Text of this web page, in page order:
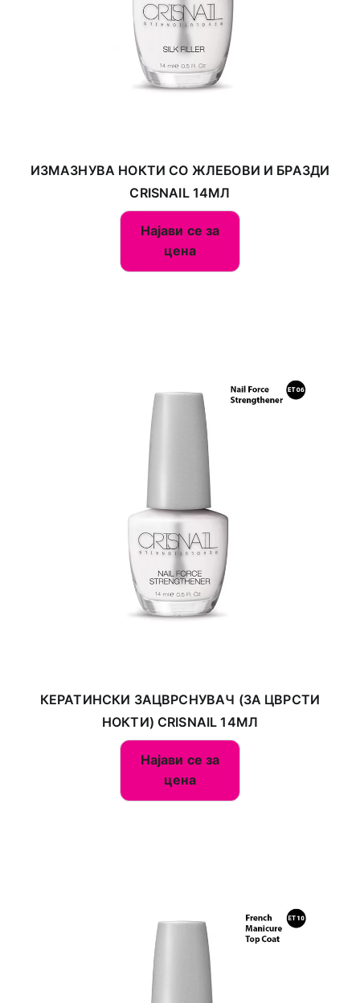
ИЗМАЗНУВА НОКТИ СО ЖЛЕБОВИ И БРАЗДИ
CRISNAIL 14МЛ
Најави се за
цена
КЕРАТИНСКИ ЗАЦВРСНУВАЧ (ЗА ЦВРСТИ
НОКТИ) CRISNAIL 14МЛ
Најави се за
цена